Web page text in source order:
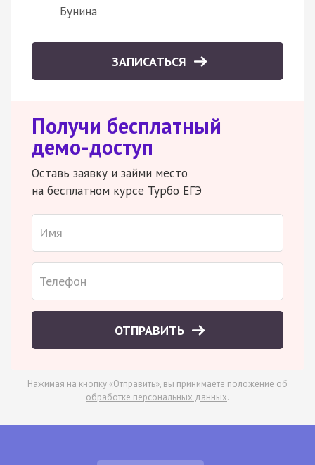
Бунина
ЗАПИСАТЬСЯ
Получи бесплатный
демо-доступ
Оставь заявку и займи место
на бесплатном курсе Турбо ЕГЭ
ОТПРАВИТЬ
Нажимая на кнопку «Отправить», вы принимаете положение об
обработке персональных данных.